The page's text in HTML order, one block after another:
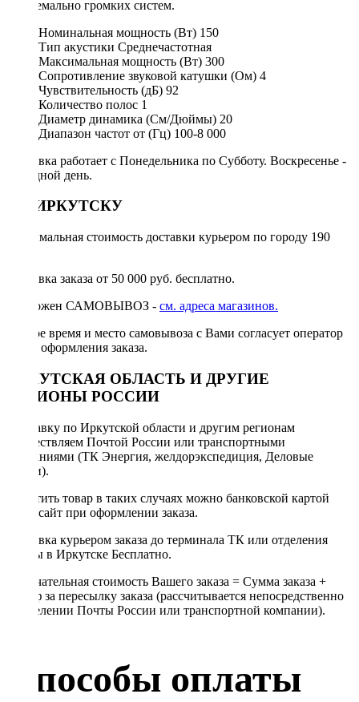
экстремально громких систем.
Номинальная мощность (Вт) 150
Тип акустики Среднечастотная
Максимальная мощность (Вт) 300
Сопротивление звуковой катушки (Ом) 4
Чувствительность (дБ) 92
Количество полос 1
Диаметр динамика (См/Дюймы) 20
Диапазон частот от (Гц) 100-8 000
Доставка работает с Понедельника по Субботу. Воскресенье -
выходной день.
ПО ИРКУТСКУ
Минимальная стоимость доставки курьером по городу 190
Доставка заказа от 50 000 руб. бесплатно.
Возможен САМОВЫВОЗ - см. адреса магазинов.
Точное время и место самовывоза с Вами согласует оператор
после оформления заказа.
ИРКУТСКАЯ ОБЛАСТЬ И ДРУГИЕ
РЕГИОНЫ РОССИИ
Отправку по Иркутской области и другим регионам
осуществляем Почтой России или транспортными
компаниями (ТК Энергия, желдорэкспедиция, Деловые
линии).
Оплатить товар в таких случаях можно банковской картой
через сайт при оформлении заказа.
Доставка курьером заказа до терминала ТК или отделения
Почты в Иркутске Бесплатно.
Окончательная стоимость Вашего заказа = Сумма заказа +
Тариф за пересылку заказа (рассчитывается непосредственно
в отделении Почты России или транспортной компании).
Способы оплаты